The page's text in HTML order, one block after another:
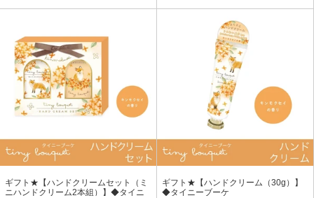
ギフト★【ハンドクリームセット（ミ
ニハンドクリーム2本組）】◆タイニ
ギフト★【ハンドクリーム（30g）】
◆タイニーブーケ